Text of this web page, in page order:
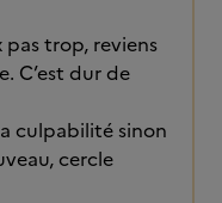
pas trop, reviens
C’est dur de
culpabilité sinon
cercle